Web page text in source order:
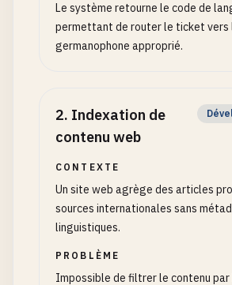
Le système retourne le code de
permettant de router le ticket vers
germanophone approprié.
2. Indexation de
contenu web
CONTEXTE
Un site web agrège des articles
sources internationales sans
linguistiques.
PROBLÈME
Impossible de filtrer le contenu par